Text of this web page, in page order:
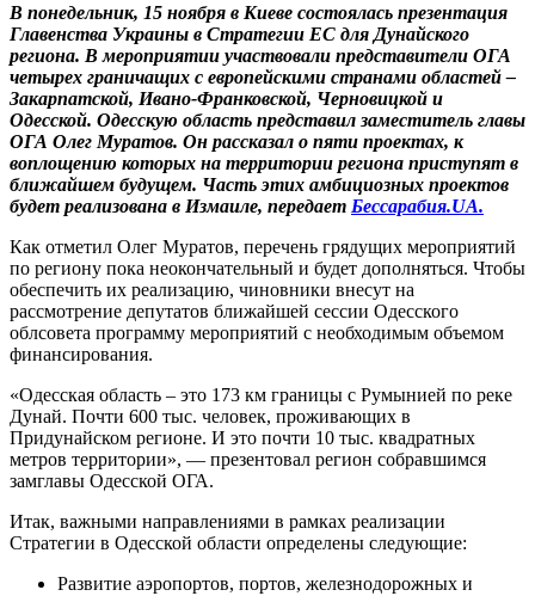
В понедельник, 15 ноября в Киеве состоялась презентация
Главенства Украины в Стратегии ЕС для Дунайского
региона. В мероприятии участвовали представители ОГА
четырех граничащих с европейскими странами областей –
Закарпатской, Ивано-Франковской, Черновицкой и
Одесской. Одесскую область представил заместитель главы
ОГА Олег Муратов. Он рассказал о пяти проектах, к
воплощению которых на территории региона приступят в
ближайшем будущем. Часть этих амбициозных проектов
будет реализована в Измаиле, передает Бессарабия.UA.
Как отметил Олег Муратов, перечень грядущих мероприятий
по региону пока неокончательный и будет дополняться. Чтобы
обеспечить их реализацию, чиновники внесут на
рассмотрение депутатов ближайшей сессии Одесского
облсовета программу мероприятий с необходимым объемом
финансирования.
«Одесская область – это 173 км границы с Румынией по реке
Дунай. Почти 600 тыс. человек, проживающих в
Придунайском регионе. И это почти 10 тыс. квадратных
метров территории», — презентовал регион собравшимся
замглавы Одесской ОГА.
Итак, важными направлениями в рамках реализации
Стратегии в Одесской области определены следующие:
Развитие аэропортов, портов, железнодорожных и